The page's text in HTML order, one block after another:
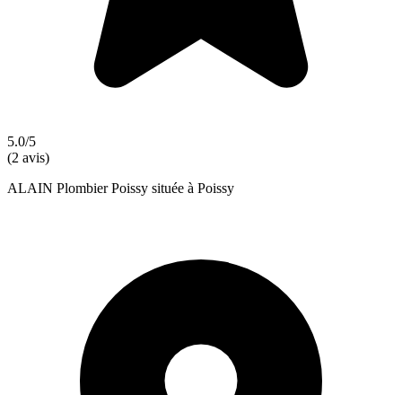
5.0/5
(2 avis)
ALAIN Plombier Poissy située à Poissy